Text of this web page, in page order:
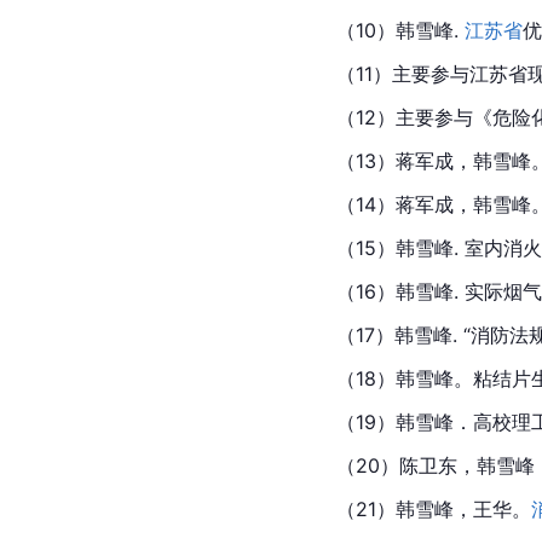
（10）韩雪峰. 江苏省
（11）主要参与江苏
（12）主要参与《危
（13）蒋军成，韩雪峰
（14） 蒋军成 ，韩雪
（15）韩雪峰. 室内
（16）韩雪峰. 实际烟
（17）韩雪峰. “消防
（18）韩雪峰。粘结
（19）韩雪峰．高校
（20）陈卫东，韩雪
（21）韩雪峰，王华。